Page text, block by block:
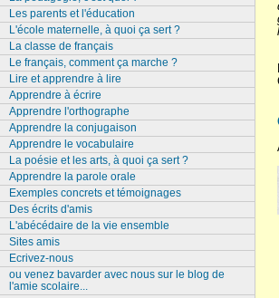
Les parents et l'éducation
L'école maternelle, à quoi ça sert ?
La classe de français
Le français, comment ça marche ?
Lire et apprendre à lire
Apprendre à écrire
Apprendre l'orthographe
Apprendre la conjugaison
Apprendre le vocabulaire
La poésie et les arts, à quoi ça sert ?
Apprendre la parole orale
Exemples concrets et témoignages
Des écrits d'amis
L'abécédaire de la vie ensemble
Sites amis
Ecrivez-nous
ou venez bavarder avec nous sur le blog de
l'amie scolaire...